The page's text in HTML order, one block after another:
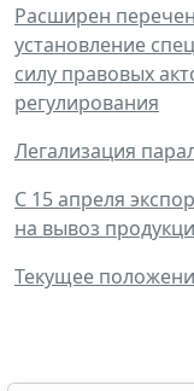
Расширен
установление
силу правовых
регулирования
Легализация
С 15 апреля
на вывоз
Текущее